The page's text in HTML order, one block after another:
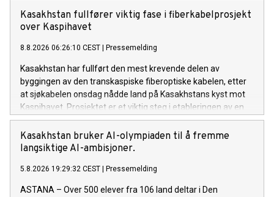
Kasakhstan fullfører viktig fase i fiberkabelprosjekt
over Kaspihavet
8.8.2026 06:26:10 CEST Pressemelding
Kasakhstan har fullført den mest krevende delen av
byggingen av den transkaspiske fiberoptiske kabelen, etter
at sjøkabelen onsdag nådde land på Kasakhstans kyst mot
Kaspihavet. Prosjektet er et viktig steg i etableringen av en
ny høyhastighets digital forbindelse mellom Asia og Europa.
Kasakhstan bruker AI-olympiaden til å fremme
langsiktige AI-ambisjoner.
5.8.2026 19:29:32 CEST Pressemelding
ASTANA – Over 500 elever fra 106 land deltar i Den